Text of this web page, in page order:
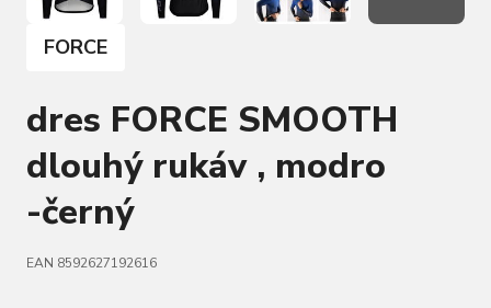
FORCE
dres FORCE SMOOTH
dlouhý rukáv , modro
-černý
EAN 8592627192616